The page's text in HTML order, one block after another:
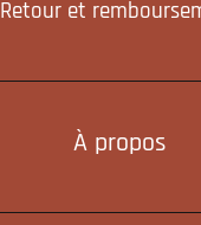
Retour et
À propos